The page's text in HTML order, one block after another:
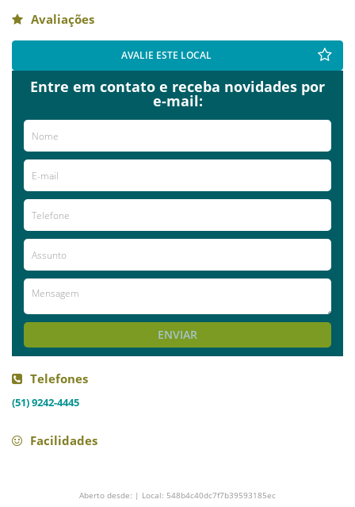
Avaliações
AVALIE ESTE LOCAL
Entre em contato e receba novidades por
e-mail:
ENVIAR
Telefones
(51) 9242-4445
Facilidades
Aberto desde: | Local: 548b4c40dc7f7b39593185ec